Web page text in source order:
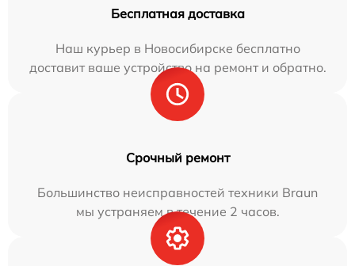
Бесплатная доставка
Наш курьер в Новосибирске бесплатно
доставит ваше устройство на ремонт и обратно.
Срочный ремонт
Большинство неисправностей техники Braun
мы устраняем в течение 2 часов.